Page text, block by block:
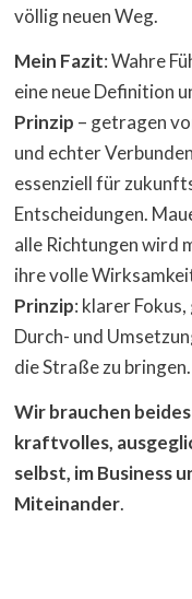
völlig neuen Weg.
Mein Fazit: Wahre
eine neue Definition
Prinzip – getragen
und echter
essenziell für
Entscheidungen.
alle Richtungen wird
ihre volle
Prinzip: klarer
Durch- und
die Straße zu bringen.
Wir brauchen
kraftvolles,
selbst, im Business
Miteinander.